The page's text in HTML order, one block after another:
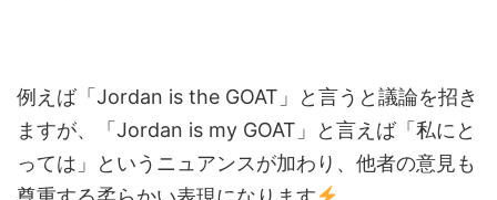
例えば「Jordan is the GOAT」と言うと議論を招き
ますが、「Jordan is my GOAT」と言えば「私にと
っては」というニュアンスが加わり、他者の意見も